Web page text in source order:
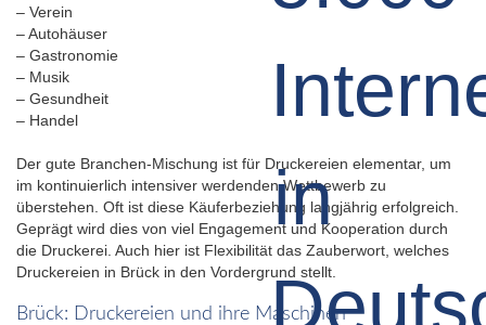
– Verein
– Autohäuser
– Gastronomie
– Musik
– Gesundheit
– Handel
Der gute Branchen-Mischung ist für Druckereien elementar, um
im kontinuierlich intensiver werdenden Wettbewerb zu
überstehen. Oft ist diese Käuferbeziehung langjährig erfolgreich.
Geprägt wird dies von viel Engagement und Kooperation durch
die Druckerei. Auch hier ist Flexibilität das Zauberwort, welches
Druckereien in Brück in den Vordergrund stellt.
Brück: Druckereien und ihre Maschinen